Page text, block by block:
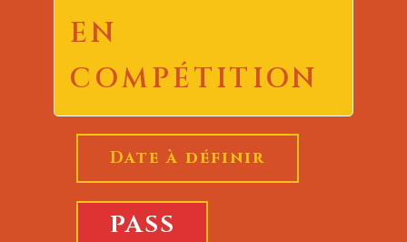
EN
COMPÉTITION
Date à définir
PASS